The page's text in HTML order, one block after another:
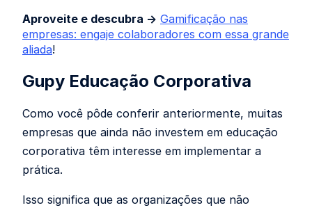
Aproveite e descubra → Gamificação nas
empresas: engaje colaboradores com essa grande
aliada!
Gupy Educação Corporativa
Como você pôde conferir anteriormente, muitas
empresas que ainda não investem em educação
corporativa têm interesse em implementar a
prática.
Isso significa que as organizações que não